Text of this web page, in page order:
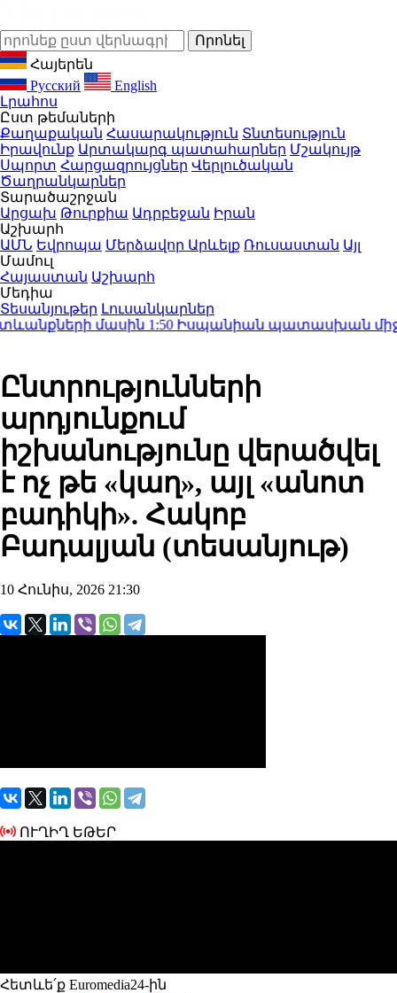
Հայերեն
Русский
English
Լրահոս
Ըստ թեմաների
Քաղաքական Հասարակություն Տնտեսություն
Իրավունք Արտակարգ պատահարներ Մշակույթ
Սպորտ Հարցազրույցներ Վերլուծական
Ծաղրանկարներ
Տարածաշրջան
Արցախ Թուրքիա Ադրբեջան Իրան
Աշխարհ
ԱՄՆ Եվրոպա Մերձավոր Արևելք Ռուսաստան Այլ
Մամուլ
Հայաստան Աշխարհ
Մեդիա
Տեսանյութեր Լուսանկարներ
մասին1:50 Իսպանիան պատասխան
Ընտրությունների
արդյունքում
իշխանությունը վերածվել
է ոչ թե «կաղ», այլ «անոտ
բադիկի». Հակոբ
Բադալյան (տեսանյութ)
10 Հունիս, 2026 21:30
ՈՒՂԻՂ ԵԹԵՐ
Հետևե՛ք Euromedia24-ին